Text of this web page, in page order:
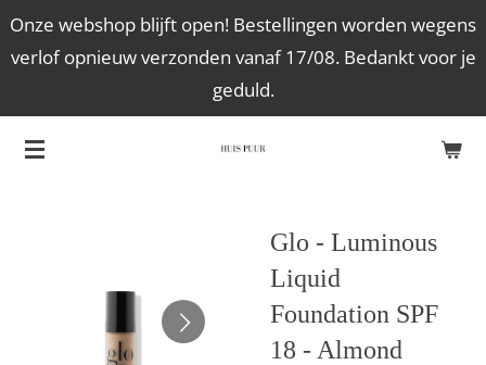
Ga
direct
de
hoofdinhoud
Onze webshop blijft open! Bestellingen worden wegens
verlof opnieuw verzonden vanaf 17/08. Bedankt voor je
geduld.
Glo - Luminous
Liquid
Foundation SPF
18 - Almond